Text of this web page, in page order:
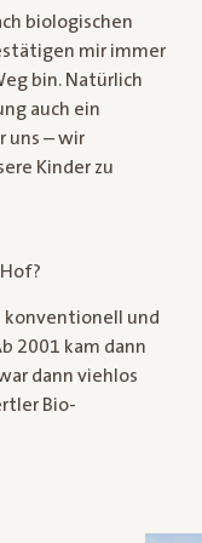
biologischen
mir immer
bin. Natürlich
auch ein
uns – wir
Kinder zu
konventionell und
2001 kam dann
dann viehlos
Bio-